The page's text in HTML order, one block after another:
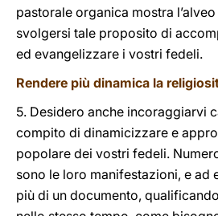
pastorale organica mostra
svolgersi tale proposito di
ed evangelizzare i vostri fedeli.
Rendere più dinamica la
5. Desidero anche incoraggiarvi
compito di dinamicizzare e
popolare dei vostri fedeli.
sono le loro manifestazioni, e ad
più di un documento,